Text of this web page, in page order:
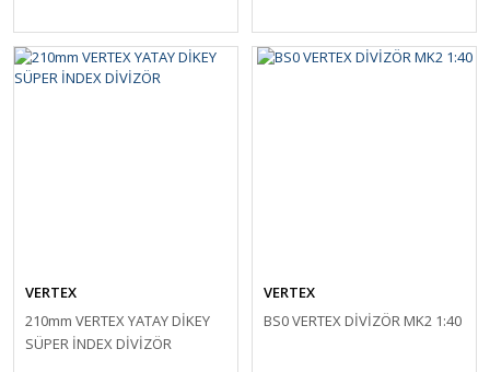
VERTEX
210mm VERTEX YATAY DİKEY
SÜPER İNDEX DİVİZÖR
VERTEX
BS0 VERTEX DİVİZÖR MK2 1:40